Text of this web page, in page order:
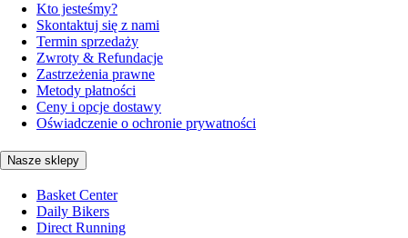
Kto jesteśmy?
Skontaktuj się z nami
Termin sprzedaży
Zwroty & Refundacje
Zastrzeżenia prawne
Metody płatności
Ceny i opcje dostawy
Oświadczenie o ochronie prywatności
Nasze sklepy
Basket Center
Daily Bikers
Direct Running